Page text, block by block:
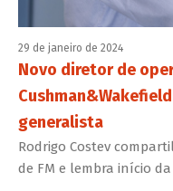
29 de janeiro de 2024
Novo diretor de
generalista
Rodrigo Costev
de FM e lembra início